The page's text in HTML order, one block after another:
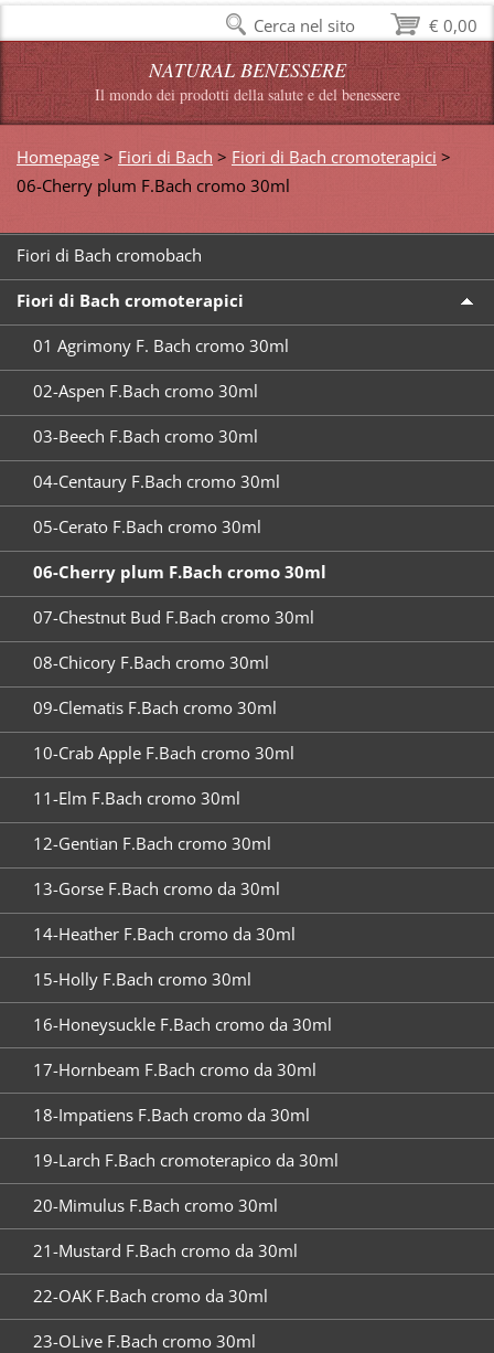
NATURAL BENESSERE
Il mondo dei prodotti della salute e del benessere
Homepage > Fiori di Bach > Fiori di Bach cromoterapici >
06-Cherry plum F.Bach cromo 30ml
Fiori di Bach cromobach
Fiori di Bach cromoterapici
01 Agrimony F. Bach cromo 30ml
02-Aspen F.Bach cromo 30ml
03-Beech F.Bach cromo 30ml
04-Centaury F.Bach cromo 30ml
05-Cerato F.Bach cromo 30ml
06-Cherry plum F.Bach cromo 30ml
07-Chestnut Bud F.Bach cromo 30ml
08-Chicory F.Bach cromo 30ml
09-Clematis F.Bach cromo 30ml
10-Crab Apple F.Bach cromo 30ml
11-Elm F.Bach cromo 30ml
12-Gentian F.Bach cromo 30ml
13-Gorse F.Bach cromo da 30ml
14-Heather F.Bach cromo da 30ml
15-Holly F.Bach cromo 30ml
16-Honeysuckle F.Bach cromo da 30ml
17-Hornbeam F.Bach cromo da 30ml
18-Impatiens F.Bach cromo da 30ml
19-Larch F.Bach cromoterapico da 30ml
20-Mimulus F.Bach cromo 30ml
21-Mustard F.Bach cromo da 30ml
22-OAK F.Bach cromo da 30ml
23-OLive F.Bach cromo 30ml
€ 0,00
Cerca nel sito